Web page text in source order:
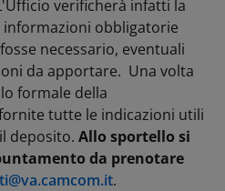
verificherà infatti la
obbligatorie
necessario, eventuali
da apportare. Una volta
formale della
tutte le indicazioni utili
deposito. Allo sportello si
da prenotare
.